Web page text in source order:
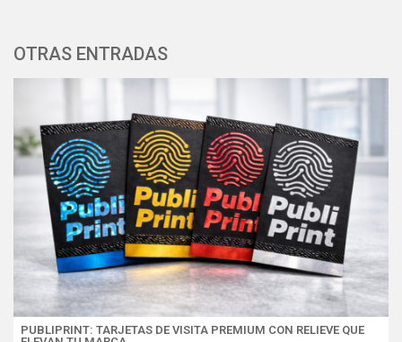
OTRAS ENTRADAS
PUBLIPRINT: TARJETAS DE VISITA PREMIUM CON RELIEVE QUE